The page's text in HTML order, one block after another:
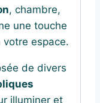
, chambre,
une touche
espace.
de divers
illuminer et